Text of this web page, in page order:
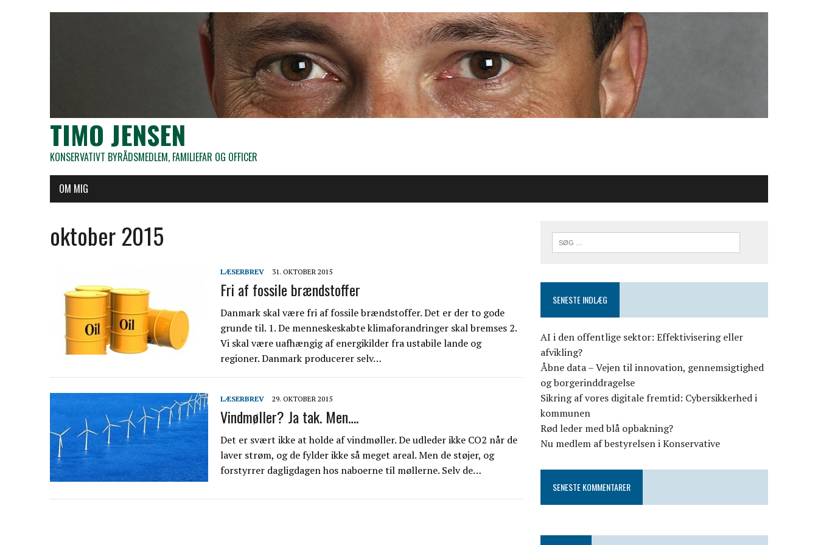
TIMO JENSEN
KONSERVATIVT BYRÅDSMEDLEM, FAMILIEFAR OG OFFICER
OM MIG
oktober 2015
LÆSERBREV 31. OKTOBER 2015
Fri af fossile brændstoffer
Danmark skal være fri af fossile brændstoffer. Det er der to gode
grunde til. 1. De menneskeskabte klimaforandringer skal bremses 2.
Vi skal være uafhængig af energikilder fra ustabile lande og
regioner. Danmark producerer selv…
LÆSERBREV 29. OKTOBER 2015
Vindmøller? Ja tak. Men….
Det er svært ikke at holde af vindmøller. De udleder ikke CO2 når de
laver strøm, og de fylder ikke så meget areal. Men de støjer, og
forstyrrer dagligdagen hos naboerne til møllerne. Selv de…
SENESTE INDLÆG
AI i den offentlige sektor: Effektivisering eller
afvikling?
Åbne data – Vejen til innovation, gennemsigtighed
og borgerinddragelse
Sikring af vores digitale fremtid: Cybersikkerhed i
kommunen
Rød leder med blå opbakning?
Nu medlem af bestyrelsen i Konservative
SENESTE KOMMENTARER